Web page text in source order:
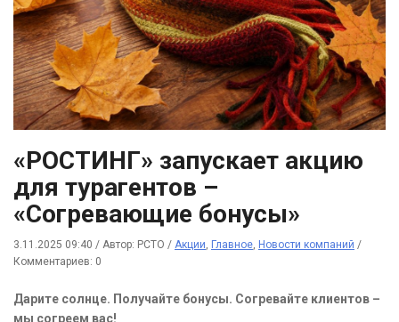
«РОСТИНГ» запускает акцию
для турагентов –
«Согревающие бонусы»
3.11.2025 09:40 / Автор: РСТО / Акции, Главное, Новости компаний /
Комментариев: 0
Дарите солнце. Получайте бонусы. Согревайте клиентов –
мы согреем вас!